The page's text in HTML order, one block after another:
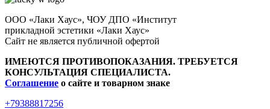
ООО «Лаки Хаус», ЧОУ ДПО «Институт
прикладной эстетики «Лаки Хаус»
Сайт не является публичной офертой
ИМЕЮТСЯ ПРОТИВОПОКАЗАНИЯ. ТРЕБУЕТСЯ
КОНСУЛЬТАЦИЯ СПЕЦИАЛИСТА.
Соглашение о сайте и товарном знаке
+79388817256